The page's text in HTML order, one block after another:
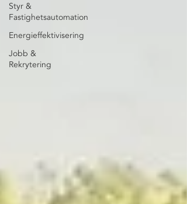
Styr &
Fastighetsautomation
Energieffektivisering
Jobb &
Rekrytering